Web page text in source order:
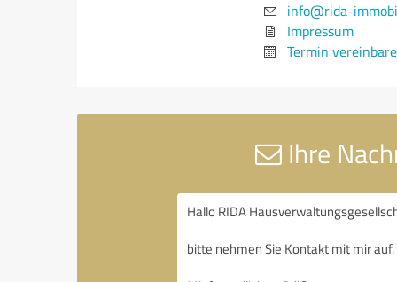
info@rida-
Impressum
Termin
Ihre